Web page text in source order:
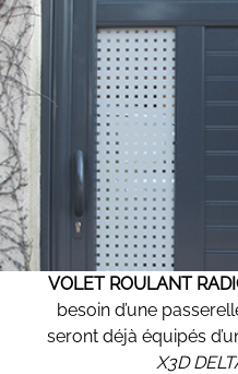
VOLET ROULANT
besoin d’une
seront déjà équipés
X3D